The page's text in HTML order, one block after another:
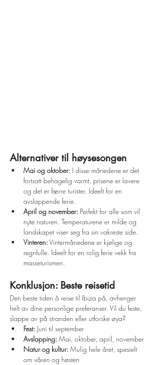
Alternativer til høysesongen
Mai og oktober: I disse månedene er det
fortsatt behagelig varmt, prisene er lavere
og det er færre turister. Ideelt for en
avslappende ferie.
April og november: Perfekt for alle som vil
nyte naturen. Temperaturene er milde og
landskapet viser seg fra sin vakreste side.
Vinteren: Vintermånedene er kjølige og
regnfulle. Ideelt for en rolig ferie vekk fra
masseturismen.
Konklusjon: Beste reisetid
Den beste tiden å reise til Ibiza på, avhenger
helt av dine personlige preferanser. Vil du feste,
slappe av på stranden eller utforske øya?
Fest: Juni til september
Avslapping: Mai, oktober, april, november
Natur og kultur: Mulig hele året, spesielt
om våren og høsten